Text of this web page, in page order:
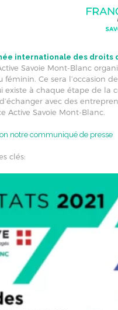
internationale des droits
Savoie Mont-Blanc
féminin. Ce sera l’occasion
existe à chaque étape de la
avec des
Active Savoie Mont-Blanc.
notre communiqué de presse
clés: